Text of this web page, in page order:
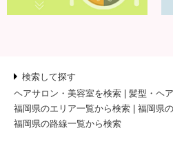
検索して探す
ヘアサロン・美容室を検索
髪型・ヘ
福岡県のエリア一覧から検索
福岡県
福岡県の路線一覧から検索